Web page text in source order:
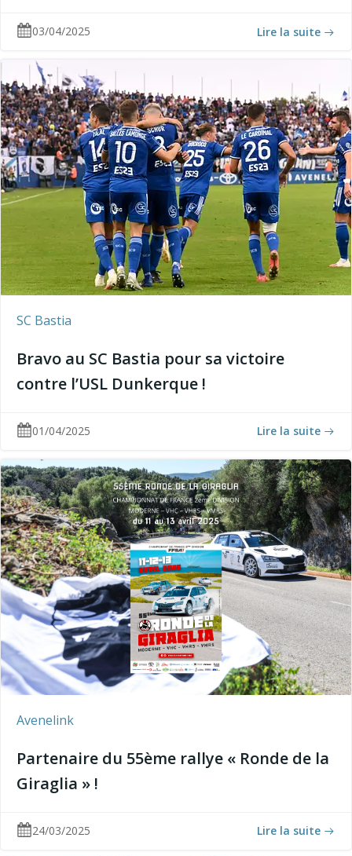
03/04/2025 Lire la suite
SC Bastia
Bravo au SC Bastia pour sa victoire
contre l’USL Dunkerque !
01/04/2025 Lire la suite
Avenelink
Partenaire du 55ème rallye « Ronde de la
Giraglia » !
24/03/2025 Lire la suite